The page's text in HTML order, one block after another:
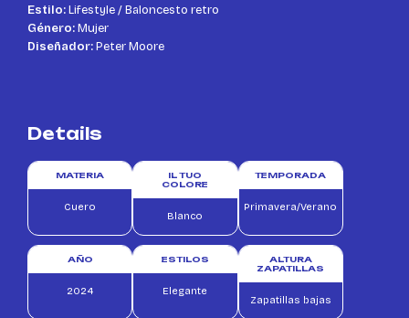
Estilo:Lifestyle / Baloncesto retro
Género:Mujer
Diseñador:Peter Moore
Details
MATERIA
Cuero
IL TUO
COLORE
Blanco
TEMPORADA
Primavera/Verano
AÑO
2024
ESTILOS
Elegante
ALTURA
ZAPATILLAS
Zapatillas bajas